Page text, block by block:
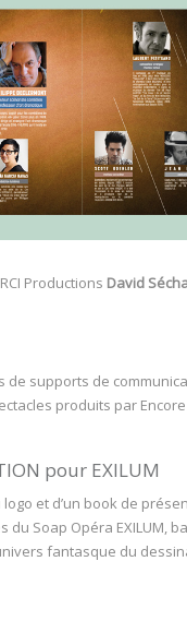
Productions David
de supports de
produits par
pour EXILUM
logo et d’un book de
du Soap Opéra EXILUM,
fantasque du